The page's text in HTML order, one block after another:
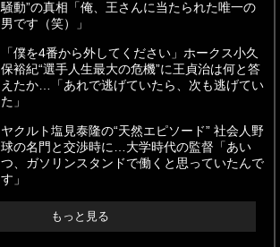
騒動”の真相「俺、王さんに当たられた唯一の
男です（笑）」
「僕を4番から外してください」ホークス小久
保裕紀“選手人生最大の危機”に王貞治は何と答
えたか…「あれで逃げていたら、次も逃げてい
た」
ヤクルト塩見泰隆の“天然エピソード” 社会人野
球の名門と交渉時に…大学時代の監督「あい
つ、ガソリンスタンドで働くと思っていたんで
す」
もっと見る